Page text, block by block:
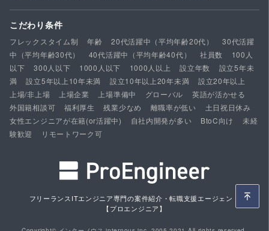
こだわり条件
フレックスタイム制 年齢 20代活躍中（平均年齢20代）
30代活躍
中（平均年齢30代）
40代活躍中（平均年齢40代） 社員数
100人
以下
300人以下 1000人以下 1000人以上 設立年数
設立5年未
満
設立5年以上10年未満 設立10年以上20年未満
設立20年以上
上場/非上場
上場企業 上場準備中 グローバル
英語が活かせる
外国籍相談可
福利厚生 残業少なめ 離職率が低い
土日祝日休み
女性エンジニアが在籍(or活躍中)
自社内開発が多い BtoC向け
未経
験歓迎
リモートワーク可
フリーランスITエンジニア専門の案件紹介・転職支援エージェント
【プロエンジニア】